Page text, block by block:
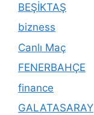
BEŞİKTAŞ
bizness
Canlı Maç
FENERBAHÇE
finance
GALATASARAY